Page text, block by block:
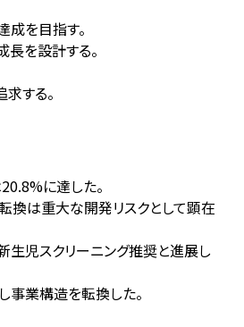
を目指す。
を設計する。
する。
に達した。
換は重大な開発リスクとして顕在
児スクリーニング推奨と進展し
業構造を転換した。